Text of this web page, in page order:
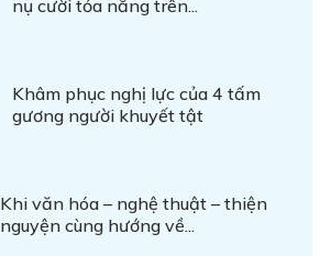
nụ cười tỏa nắng trên...
Khâm phục nghị lực của 4 tấm
gương người khuyết tật
Khi văn hóa – nghệ thuật – thiện
nguyện cùng hướng về...